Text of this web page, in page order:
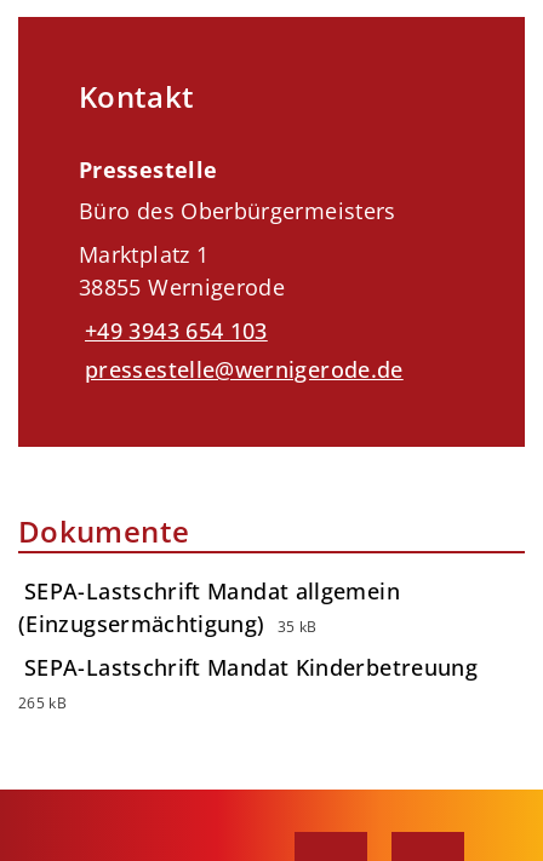
Kontakt
Pressestelle
Büro des Oberbürgermeisters
Marktplatz 1
38855 Wernigerode
+49 3943 654 103
pressestelle@wernigerode.de
Dokumente
SEPA-Lastschrift Mandat allgemein
(Einzugsermächtigung)
35 kB
SEPA-Lastschrift Mandat Kinderbetreuung
265 kB